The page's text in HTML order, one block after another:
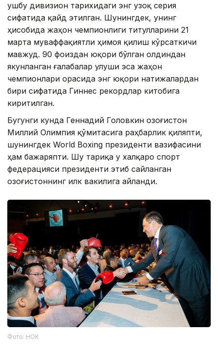
ушбу дивизион тарихидаги энг узоқ серия
сифатида қайд этилган. Шунингдек, унинг
ҳисобида жаҳон чемпионлиги титулларини 21
марта муваффақиятли ҳимоя қилиш кўрсаткичи
мавжуд. 90 фоиздан юқори бўлган олдиндан
якунланган ғалабалар улуши эса жаҳон
чемпионлари орасида энг юқори натижалардан
бири сифатида Гиннес рекордлар китобига
киритилган.
Бугунги кунда Геннадий Головкин Қозоғистон
Миллий Олимпия қўмитасига раҳбарлик қиляпти,
шунингдек World Boxing президенти вазифасини
ҳам бажаряпти. Шу тариқа у халқаро спорт
федерацияси президенти этиб сайланган
Қозоғистоннинг илк вакилига айланди.
Фото: НОК